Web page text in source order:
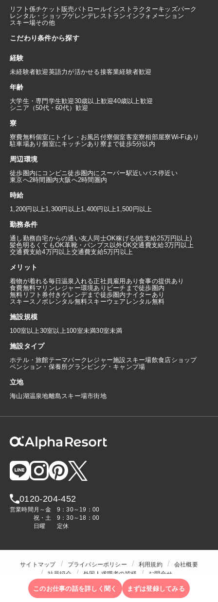
リフト係チケット販売パトロールインストラクターキッズパーク
レンタル・ショップゲレンデレストラン インフォメーション
スキー場その他
こだわり条件から探す
経験
未経験者歓迎英語力が活かせる接客業経験者歓迎
年齢
大学生・専門学生歓迎30歳以上歓迎40歳以上歓迎
シニア（50代・60代）歓迎
寮
寮費無料個室にトイレ・お風呂付寮個室客室寮相部屋寮Wi-Fiあり
駐車場あり個室にキッチンあり 寮まで徒歩5分以内
周辺環境
徒歩圏内にコンビニ徒歩圏内にスーパー駅近いバス停近い
東京へ2時間圏内大阪へ2時間圏内
時給
1,200円以上1,300円以上1,400円以上1,500円以上
勤務条件
通し勤務自宅からの通い友人同士OK稼げる(総支給25万円以上)
髪色明るくてもOK革靴・パンプス以外OK交通費支給3万円以上
交通費支給4万円以上交通費支給5万円以上
メリット
着物が着れる毎日温泉入れる正社員雇用あり食事の提供あり
食費無料マリンレジャー環境あり ビーチまで徒歩圏内
無料リフト券付きゲレンデまで徒歩圏内ナイターあり
スキースノボレンタル無料スキーウェアレンタル無料
施設規模
100室以上30室以上100室未満30室未満
施設タイプ
ホテル・旅館テーマパーク レジャー施設スキー場飲食店ショップ
ペンション・保養所グランピング・キャンプ場
立地
海山湖温泉地離島スキー場市街地
0120-204-452
営業時間 月～金
9：30～19：00
祝・土
9：30～18：00
日曜
定休
サイトマップ プライバシーポリシー 利用規約
会社概要
社員紹介
外国人求職者の皆様
お問合せ
人材をお探しの企業様
このお仕事の話を詳しく聞く まずは登録してみる